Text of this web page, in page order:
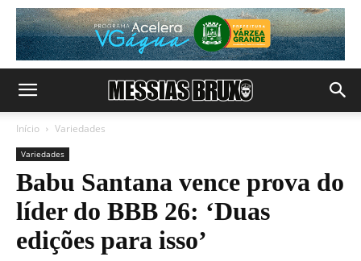
Início Variedades
Variedades
Babu Santana vence prova do
líder do BBB 26: ‘Duas
edições para isso’